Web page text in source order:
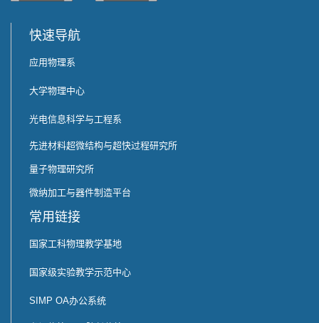
快速导航
应用物理系
大学物理中心
光电信息科学与工程系
先进材料超微结构与超快过程研究所
量子物理研究所
微纳加工与器件制造平台
常用链接
国家工科物理教学基地
国家级实验教学示范中心
SIMP OA办公系统